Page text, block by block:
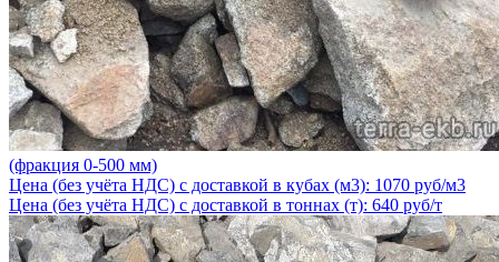
(фракция 0-500 мм)
Цена (без учёта НДС) с доставкой в кубах (м3): 1070 руб/м3
Цена (без учёта НДС) с доставкой в тоннах (т): 640 руб/т